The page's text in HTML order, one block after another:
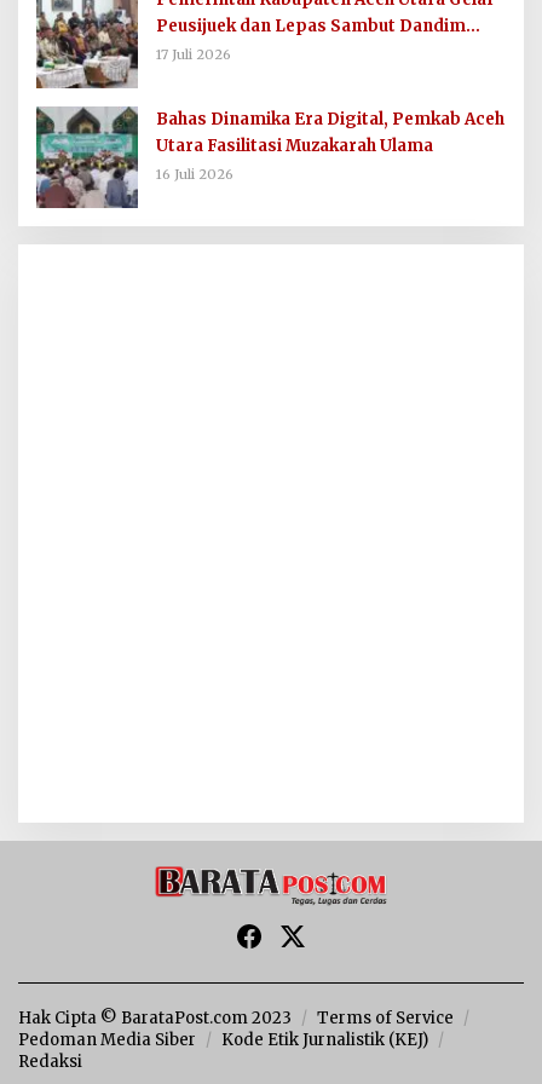
Peusijuek dan Lepas Sambut Dandim
0103/AUT
17 Juli 2026
Bahas Dinamika Era Digital, Pemkab Aceh
Utara Fasilitasi Muzakarah Ulama
16 Juli 2026
Hak Cipta © BarataPost.com 2023
Terms of Service
Pedoman Media Siber
Kode Etik Jurnalistik (KEJ)
Redaksi